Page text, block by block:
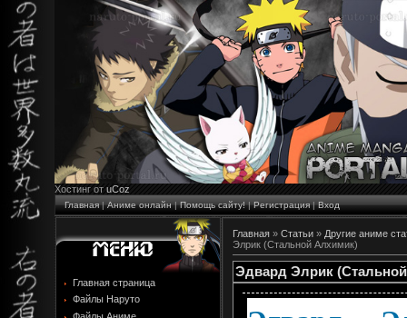
Хостинг от uCoz
Главная|Аниме онлайн|Помощь сайту!|Регистрация|Вход
Главная страница
Файлы Наруто
Главная » Статьи » Другие аниме
Элрик (Стальной Алхимик)
Эдвард Элрик